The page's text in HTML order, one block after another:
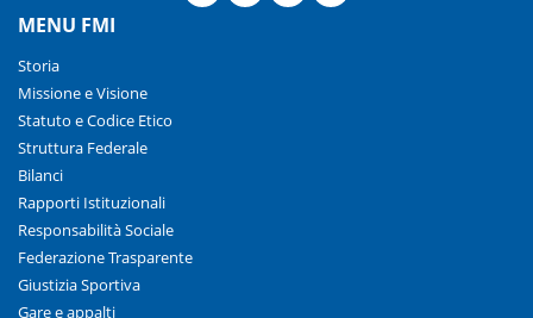
MENU FMI
Storia
Missione e Visione
Statuto e Codice Etico
Struttura Federale
Bilanci
Rapporti Istituzionali
Responsabilità Sociale
Federazione Trasparente
Giustizia Sportiva
Gare e appalti